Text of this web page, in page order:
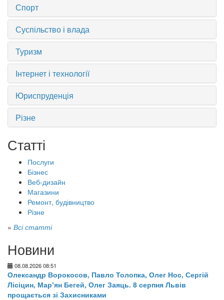
Спорт
Суспільство і влада
Туризм
Інтернет і технології
Юриспруденція
Різне
Статті
Послуги
Бізнес
Веб-дизайн
Магазини
Ремонт, будівництво
Різне
» Всі статті
Новини
08.08.2026 08:51
Олександр Ворокосов, Павло Толопка, Олег Нос, Сергій
Лісіцин, Марʼян Бегей, Олег Заяць. 8 серпня Львів
прощається зі Захисниками